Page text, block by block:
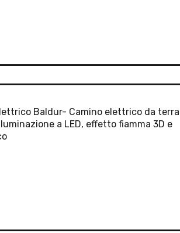
Baldur- Camino elettrico da terra
a LED, effetto fiamma 3D e